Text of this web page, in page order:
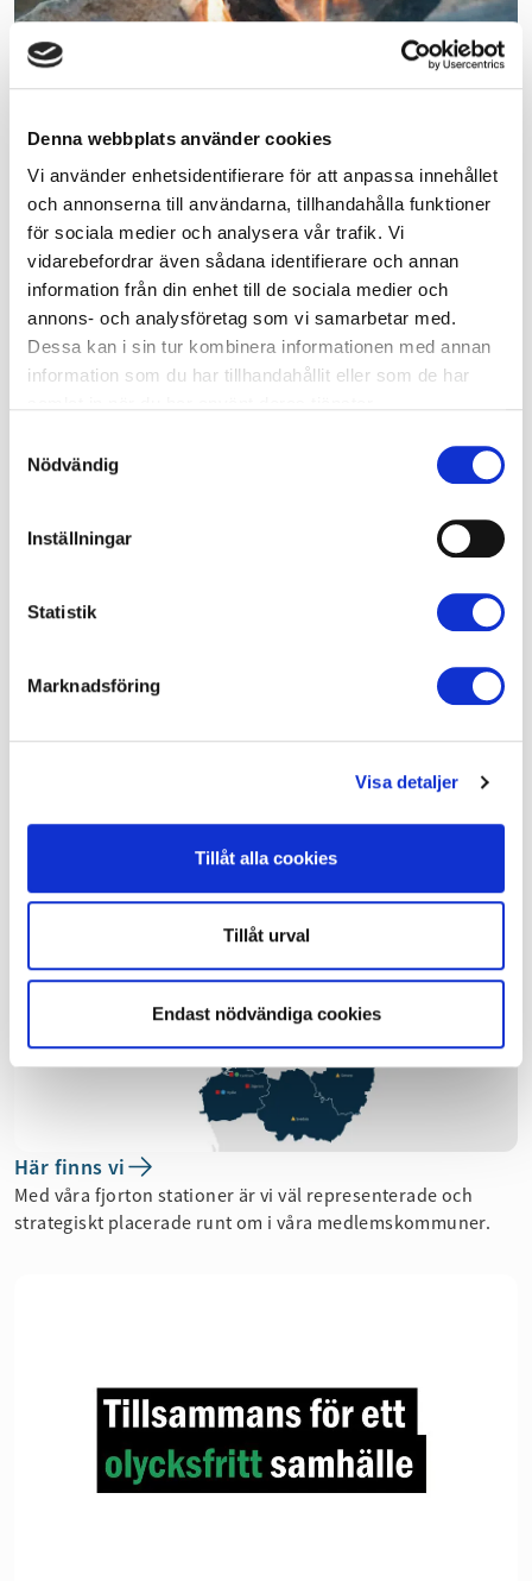
Denna webbplats använder cookies
Vi använder enhetsidentifierare för att anpassa innehållet
och annonserna till användarna, tillhandahålla funktioner
för sociala medier och analysera vår trafik. Vi
vidarebefordrar även sådana identifierare och annan
information från din enhet till de sociala medier och
annons- och analysföretag som vi samarbetar med.
Dessa kan i sin tur kombinera informationen med annan
information som du har tillhandahållit eller som de har
Nödvändig
Inställningar
Statistik
Marknadsföring
Visa detaljer
Tillåt alla cookies
Tillåt urval
Endast nödvändiga cookies
Håll dig uppdaterad om brandrisk och eventuellt
eldningsförbud. När brandrisken är hög krävs
extra uppmärksamhet om du grillar eller eldar.
Viktigt om laddningsbara batterier
Vår verksamhet
Vi förebygger olyckor och genomför snabbt och effektivt
Här finns vi
Med våra fjorton stationer är vi väl representerade och
strategiskt placerade runt om i våra medlemskommuner.